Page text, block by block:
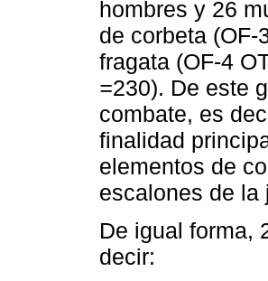
hombres y 26
de corbeta
fragata (OF-4
=230). De este
combate, es
finalidad
elementos de
escalones de la
De igual forma,
decir: